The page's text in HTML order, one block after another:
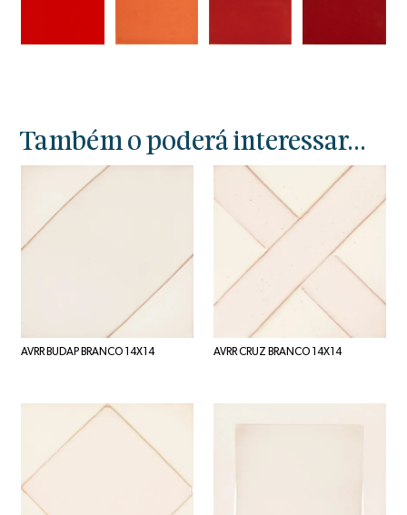
Também o poderá interessar...
AVRR BUDAP BRANCO 14X14 AVRR CRUZ BRANCO 14X14